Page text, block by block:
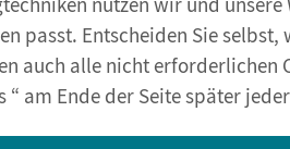
passt. Entscheiden Sie
auch alle nicht erforderlichen
“ am Ende der Seite später
15/11 mm